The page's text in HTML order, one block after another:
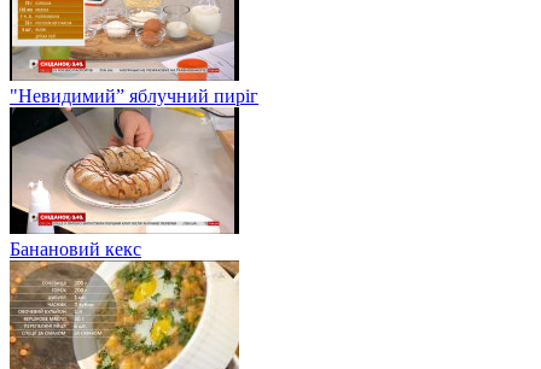
"Невидимий” яблучний пиріг
Банановий кекс